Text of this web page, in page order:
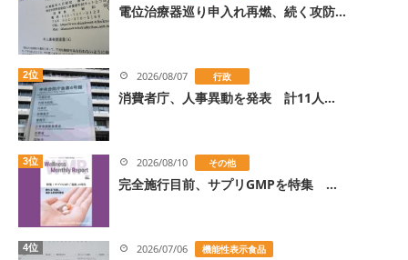
電位治療器巡り申入れ再燃、続く攻防...
2位 2026/08/07 行政
消費者庁、人事異動を発表 計11人...
3位 2026/08/10 その他
完全施行目前、サプリGMPを特集 ...
4位 2026/07/06 機能性表示食品